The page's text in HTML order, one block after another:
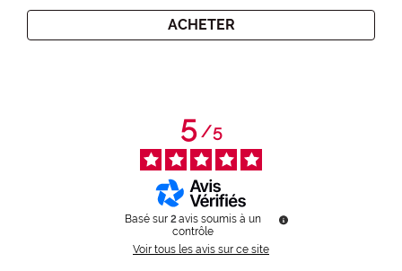
ACHETER
5/5
Basé sur 2 avis soumis à un
contrôle
Voir tous les avis sur ce site